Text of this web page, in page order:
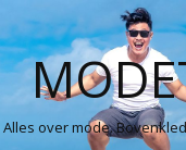
Alles over mode.